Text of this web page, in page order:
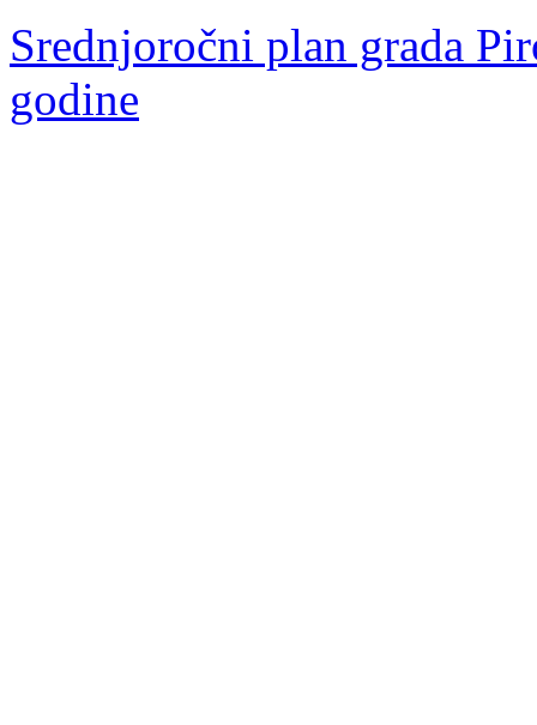
Srednjoročni plan grada
godine